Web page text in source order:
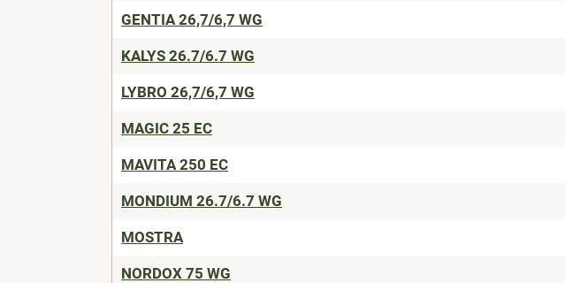
GENTIA 26,7/6,7 WG
KALYS 26.7/6.7 WG
LYBRO 26,7/6,7 WG
MAGIC 25 EC
MAVITA 250 EC
MONDIUM 26.7/6.7 WG
MOSTRA
NORDOX 75 WG